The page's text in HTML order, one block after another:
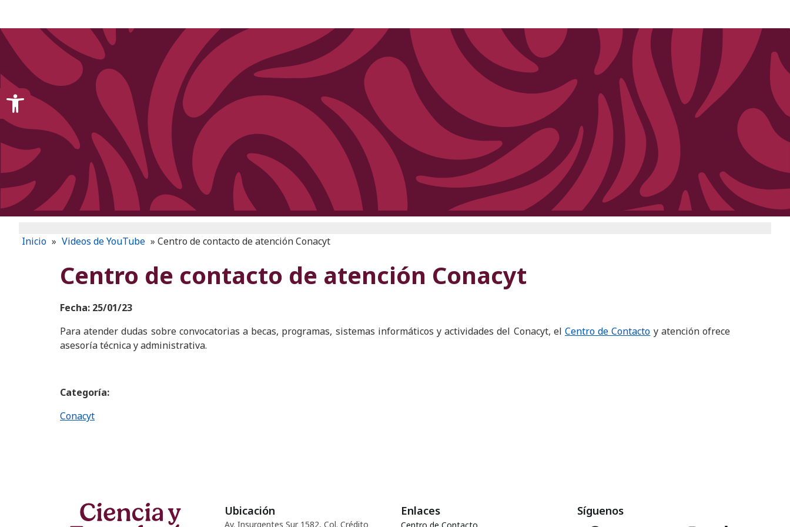
Inicio » Videos de YouTube » Centro de contacto de atención Conacyt
Centro de contacto de atención Conacyt
Fecha: 25/01/23
Para atender dudas sobre convocatorias a becas, programas, sistemas informáticos y actividades del Conacyt, el Centro de Contacto y atención ofrece
asesoría técnica y administrativa.
Categoría:
Conacyt
Ubicación
Av. Insurgentes Sur 1582, Col. Crédito
Enlaces Síguenos
Open toolbar